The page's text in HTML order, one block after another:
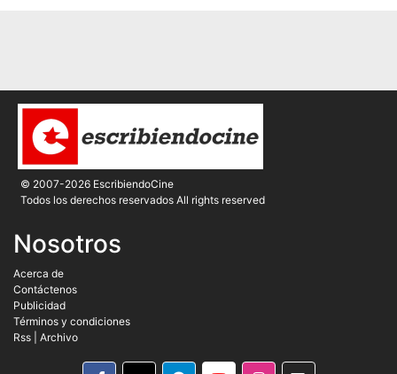
© 2007-2026 EscribiendoCine
Todos los derechos reservados All rights reserved
Nosotros
Acerca de
Contáctenos
Publicidad
Términos y condiciones
Rss
Archivo